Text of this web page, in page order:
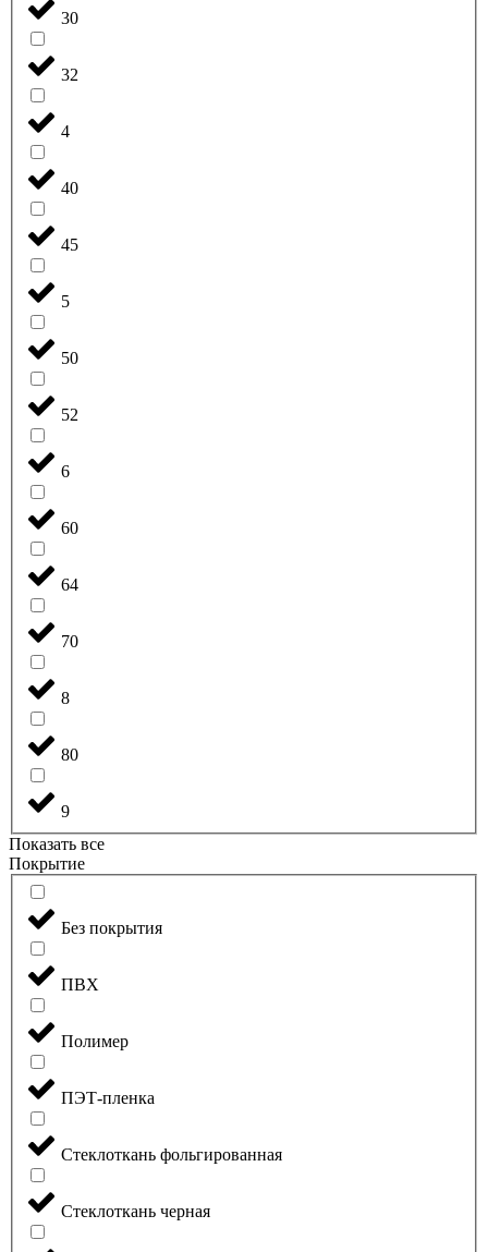
30
32
4
40
45
5
50
52
6
60
64
70
8
80
9
Показать все
Покрытие
Без покрытия
ПВХ
Полимер
ПЭТ-пленка
Стеклоткань фольгированная
Стеклоткань черная